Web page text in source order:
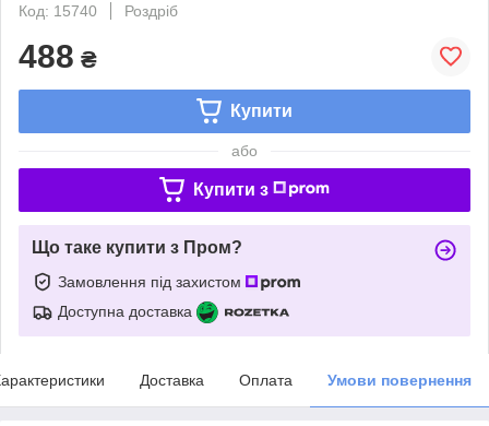
Код: 15740
Роздріб
488 ₴
Купити
або
Купити з
Що таке купити з Пром?
Замовлення під захистом
Доступна доставка
Доставка Оплата Умови повернення